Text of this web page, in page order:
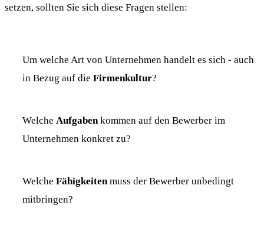
setzen, sollten Sie sich diese Fragen stellen:
Um welche Art von Unternehmen handelt es sich - auch
in Bezug auf die Firmenkultur?
Welche Aufgabenkommen auf den Bewerber im
Unternehmen konkret zu?
Welche Fähigkeitenmuss der Bewerber unbedingt
mitbringen?